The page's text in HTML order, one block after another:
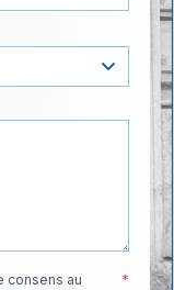
consens au
*